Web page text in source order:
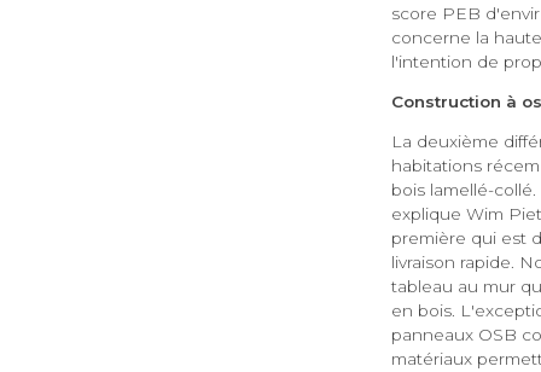
score PEB
concerne la
l'intention de
Construction à
La deuxième
habitations
bois lamellé-
explique Wim
première qui est
livraison rapide.
tableau au mur
en bois.
panneaux OSB
matériaux